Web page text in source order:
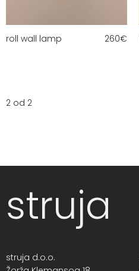
roll wall lamp 260€
2 od 2
struja
struja d.o.o.